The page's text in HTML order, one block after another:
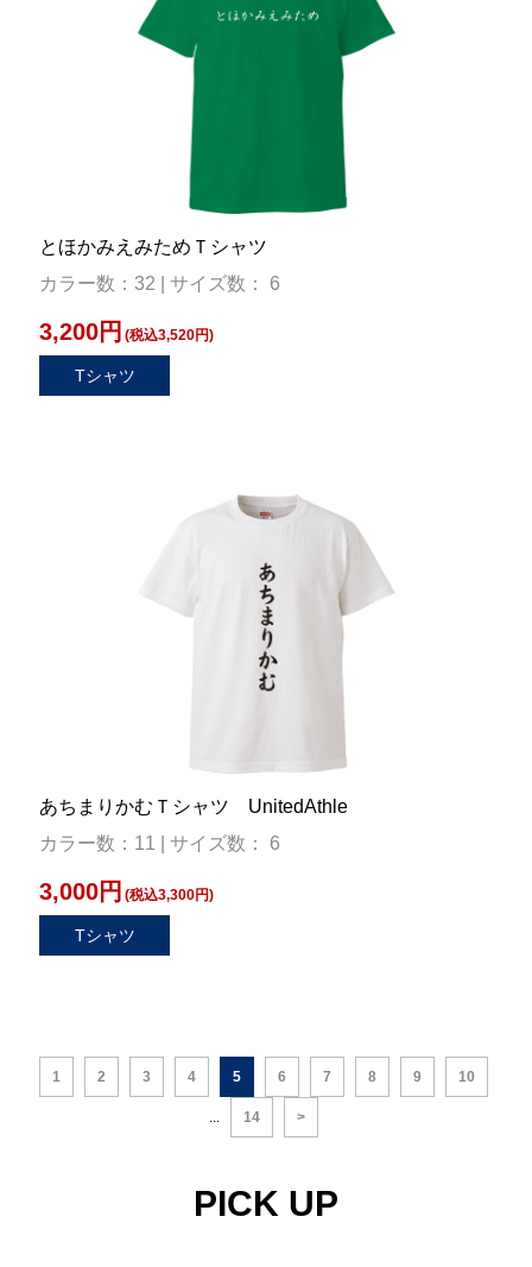
とほかみえみためＴシャツ
カラー数：32 | サイズ数： 6
3,200円 (税込3,520円)
Tシャツ
あちまりかむＴシャツ UnitedAthle
カラー数：11 | サイズ数： 6
3,000円 (税込3,300円)
Tシャツ
1 2 3 4 5 6 7 8 9 10
... 14 >
PICK UP